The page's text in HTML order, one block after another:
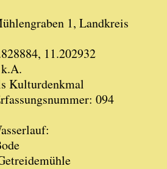
1, Landkreis
11.202932
Kulturdenkmal
094